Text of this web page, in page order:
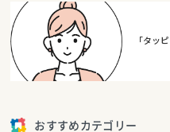
「タッ
おすすめカテゴリー